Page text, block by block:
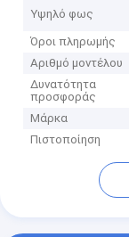
Υψηλό φως
Όροι πληρωμής
Αριθμό μοντέλου
Δυνατότητα
προσφοράς
Μάρκα
Πιστοποίηση